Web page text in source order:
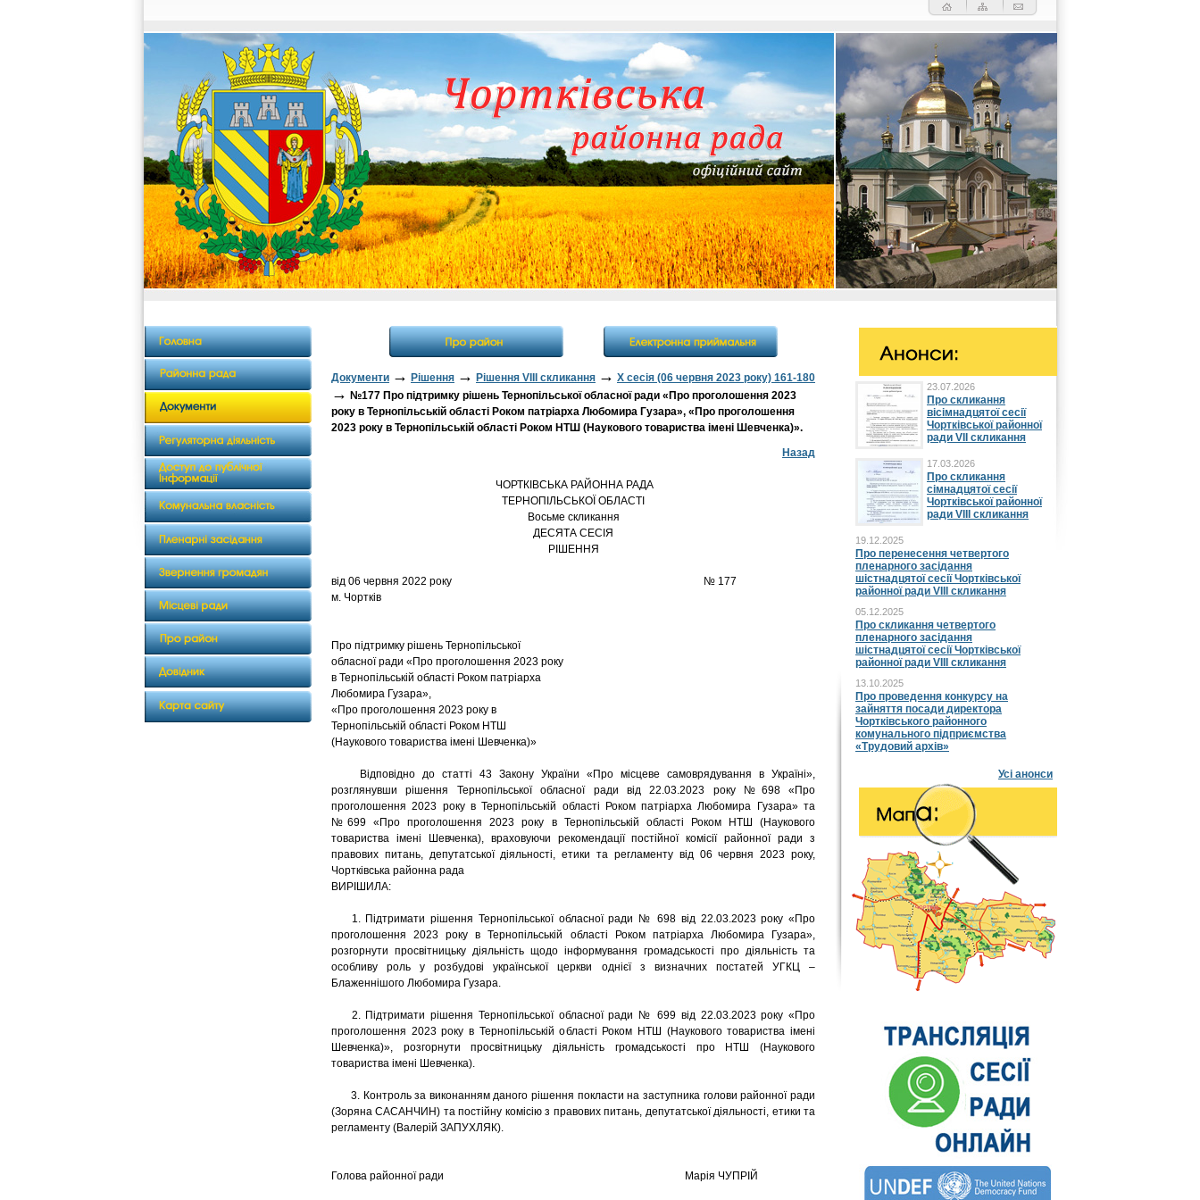
Документи → Рішення → Рішення VІІІ скликання → Х сесія (06 червня 2023 року) 161-180
→ №177 Про підтримку рішень Тернопільської обласної ради «Про проголошення 2023
року в Тернопільській області Роком патріарха Любомира Гузара», «Про проголошення
2023 року в Тернопільській області Роком НТШ (Наукового товариства імені Шевченка)».
Назад
ЧОРТКІВСЬКА РАЙОННА РАДА
ТЕРНОПІЛЬСЬКОЇ ОБЛАСТІ
Восьме скликання
ДЕСЯТА СЕСІЯ
РІШЕННЯ
від 06 червня 2022 року № 177
м. Чортків
Про підтримку рішень Тернопільської
обласної ради «Про проголошення 2023 року
в Тернопільській області Роком патріарха
Любомира Гузара»,
«Про проголошення 2023 року в
Тернопільській області Роком НТШ
(Наукового товариства імені Шевченка)»
Відповідно до статті 43 Закону України «Про місцеве самоврядування в Україні»,
розглянувши рішення Тернопільської обласної ради від 22.03.2023 року №698 «Про
проголошення 2023 року в Тернопільській області Роком патріарха Любомира Гузара» та
№699 «Про проголошення 2023 року в Тернопільській області Роком НТШ (Наукового
товариства імені Шевченка), враховуючи рекомендації постійної комісії районної ради з
правових питань, депутатської діяльності, етики та регламенту від 06 червня 2023 року,
Чортківська районна рада
ВИРІШИЛА:
1. Підтримати рішення Тернопільської обласної ради № 698 від 22.03.2023 року «Про
проголошення 2023 року в Тернопільській області Роком патріарха Любомира Гузара»,
розгорнути просвітницьку діяльність щодо інформування громадськості про діяльність та
особливу роль у розбудові української церкви однієї з визначних постатей УГКЦ –
Блаженнішого Любомира Гузара.
2. Підтримати рішення Тернопільської обласної ради № 699 від 22.03.2023 року «Про
проголошення 2023 року в Тернопільській області Роком НТШ (Наукового товариства імені
Шевченка)», розгорнути просвітницьку діяльність громадськості про НТШ (Наукового
товариства імені Шевченка).
3. Контроль за виконанням даного рішення покласти на заступника голови районної ради
(Зоряна САСАНЧИН) та постійну комісію з правових питань, депутатської діяльності, етики та
регламенту (Валерій ЗАПУХЛЯК).
Голова районної ради Марія ЧУПРІЙ
23.07.2026
Про скликання
вісімнадцятої сесії
Чортківської районної
ради VII скликання
17.03.2026
Про скликання
сімнадцятої сесії
Чортківської районної
ради VIII скликання
19.12.2025
Про перенесення четвертого
пленарного засідання
шістнадцятої сесії Чортківської
районної ради VIII скликання
05.12.2025
Про скликання четвертого
пленарного засідання
шістнадцятої сесії Чортківської
районної ради VIII скликання
13.10.2025
Про проведення конкурсу на
зайняття посади директора
Чортківського районного
комунального підприємства
«Трудовий архів»
Усі анонси